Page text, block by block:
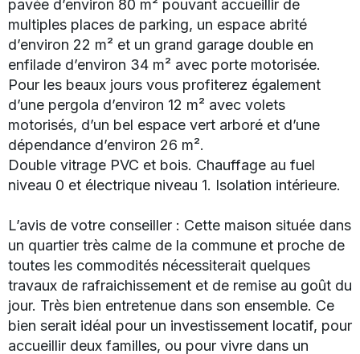
pavée d’environ 80 m² pouvant accueillir de
multiples places de parking, un espace abrité
d’environ 22 m² et un grand garage double en
enfilade d’environ 34 m² avec porte motorisée.
Pour les beaux jours vous profiterez également
d’une pergola d’environ 12 m² avec volets
motorisés, d’un bel espace vert arboré et d’une
dépendance d’environ 26 m².
Double vitrage PVC et bois. Chauffage au fuel
niveau 0 et électrique niveau 1. Isolation intérieure.
L’avis de votre conseiller : Cette maison située dans
un quartier très calme de la commune et proche de
toutes les commodités nécessiterait quelques
travaux de rafraichissement et de remise au goût du
jour. Très bien entretenue dans son ensemble. Ce
bien serait idéal pour un investissement locatif, pour
accueillir deux familles, ou pour vivre dans un